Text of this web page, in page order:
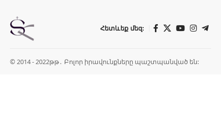
Հետևեք մեզ:
© 2014 - 2022թթ․ Բոլոր իրավունքները պաշտպանված են: